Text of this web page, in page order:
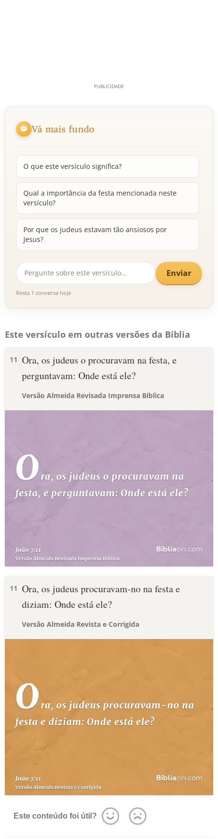
Vá mais fundo
O que este versículo significa?
Qual a importância da festa mencionada neste
versículo?
Por que os judeus estavam tão ansiosos por
Jesus?
Enviar
Resta 1 conversa hoje
Este versículo em outras versões da Bíblia
11 Ora, os judeus o procuravam na festa, e
perguntavam: Onde está ele?
Versão Almeida Revisada Imprensa Bíblica
11 Ora, os judeus procuravam-no na festa e
diziam: Onde está ele?
Versão Almeida Revista e Corrigida
Este conteúdo foi útil?